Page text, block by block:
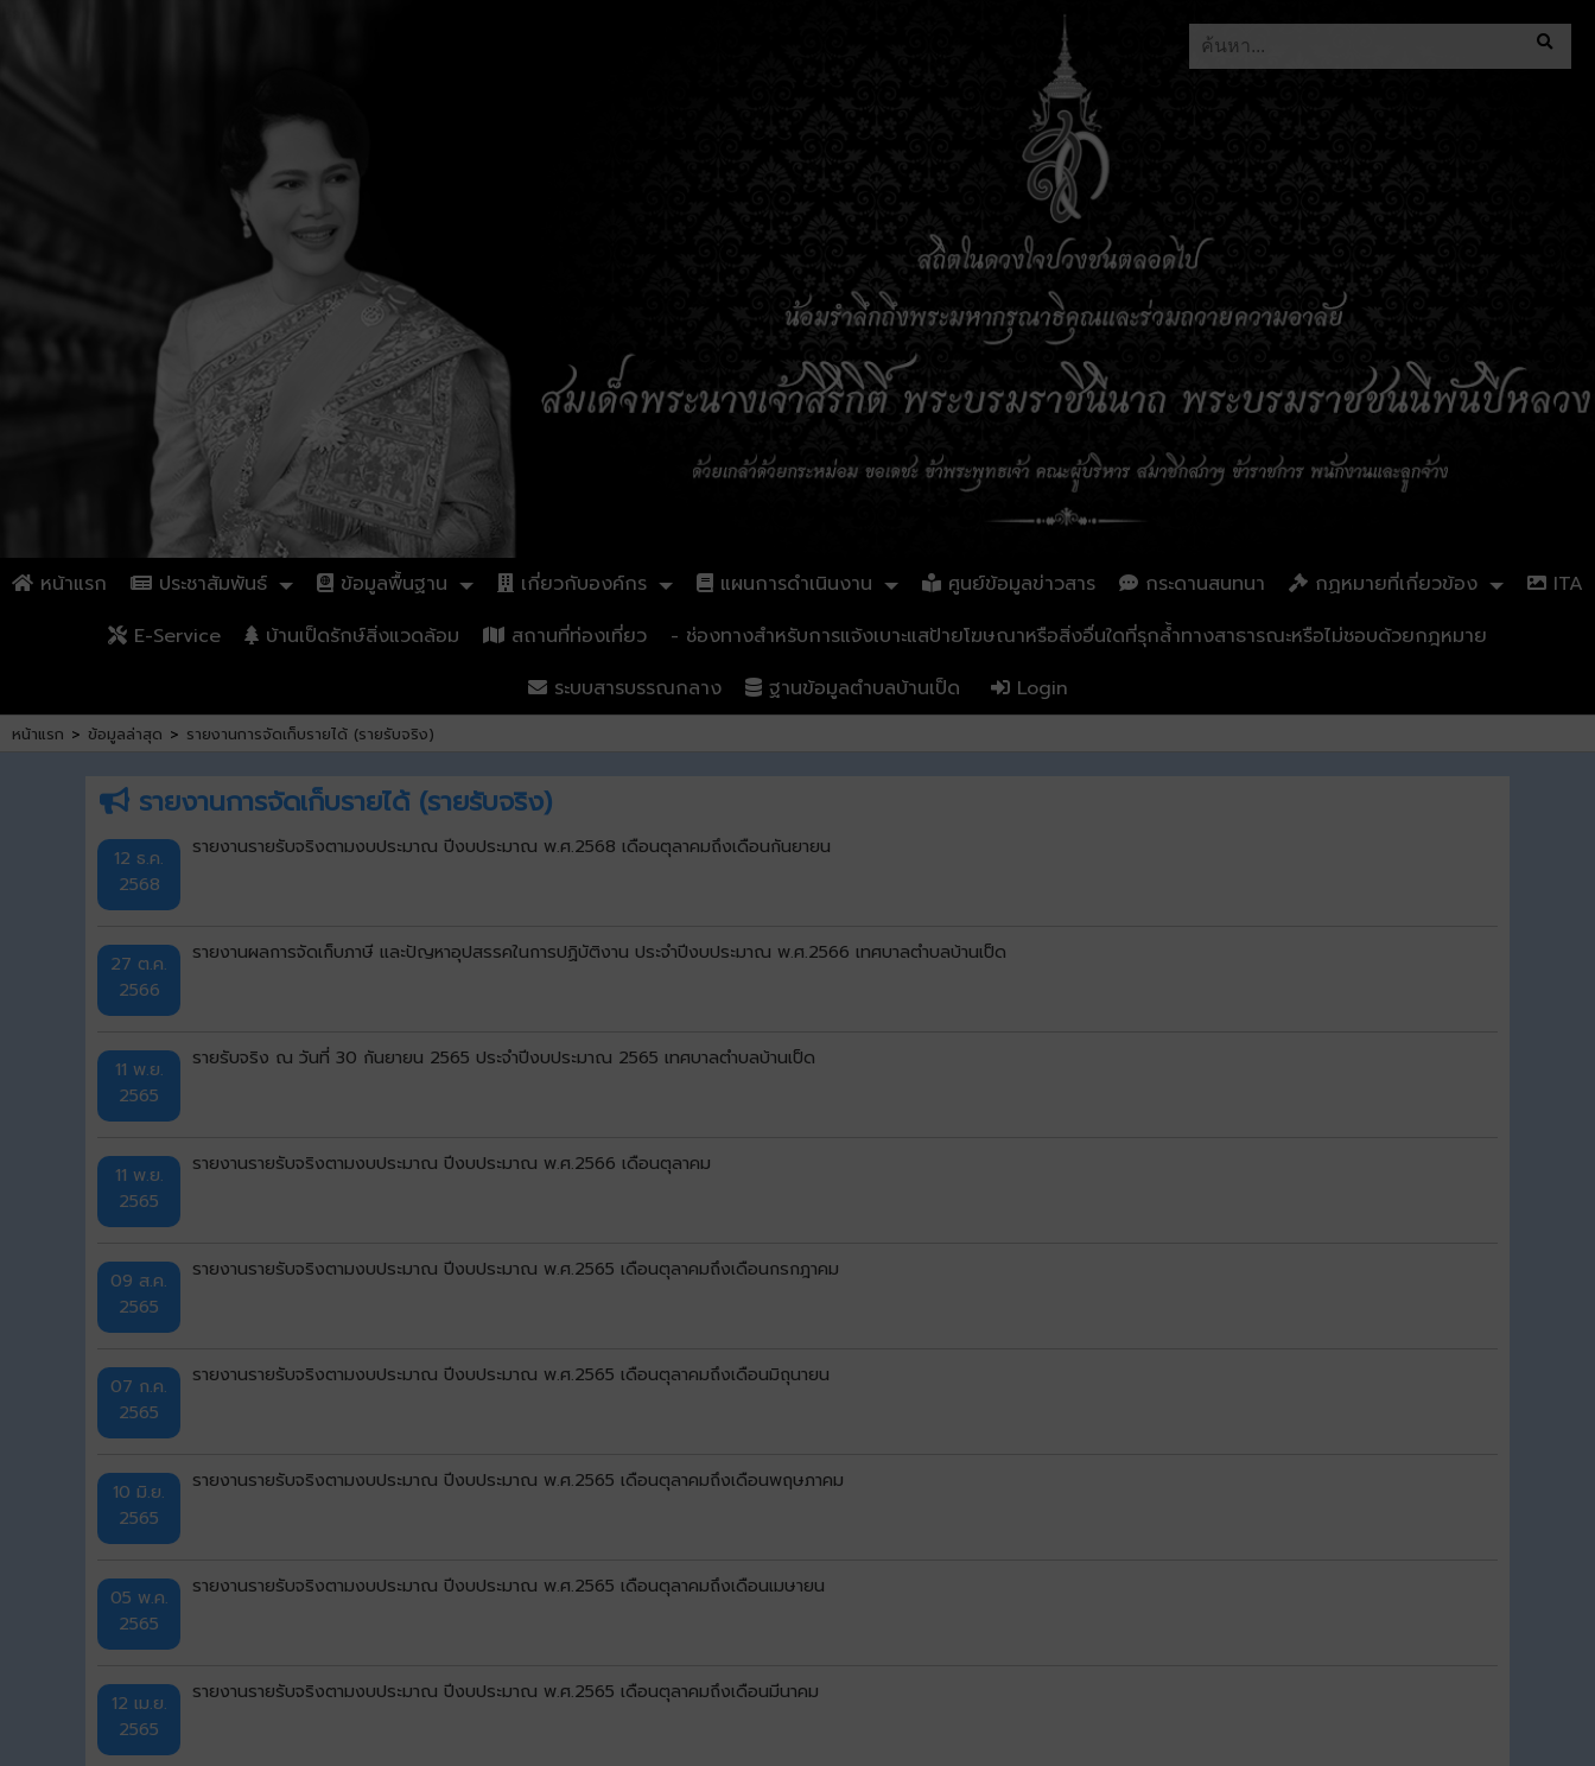
หน้าแรก ประชาสัมพันธ์ ข้อมูลพื้นฐาน เกี่ยวกับองค์กร แผนการดำเนินงาน ศูนย์ข้อมูลข่าวสาร กระดานสนทนา กฏหมายที่เกี่ยวข้อง
ITA
E-Service
บ้านเป็ดรักษ์สิ่งแวดล้อม สถานที่ท่องเที่ยว
- ช่องทางสำหรับการแจ้งเบาะแสป้ายโฆษณาหรือสิ่งอื่นใดที่รุกล้ำทางสาธารณะหรือไม่ชอบด้วยกฎหมาย
ระบบสารบรรณกลาง
ฐานข้อมูลตำบลบ้านเป็ด Login
หน้าแรก > ข้อมูลล่าสุด > รายงานการจัดเก็บรายได้ (รายรับจริง)
รายงานการจัดเก็บรายได้ (รายรับจริง)
12 ธ.ค.
2568
รายงานรายรับจริงตามงบประมาณ ปีงบประมาณ พ.ศ.2568 เดือนตุลาคมถึงเดือนกันยายน
27 ต.ค.
2566
รายงานผลการจัดเก็บภาษี และปัญหาอุปสรรคในการปฏิบัติงาน ประจำปีงบประมาณ พ.ศ.2566 เทศบาลตำบลบ้านเป็ด
11 พ.ย.
2565
รายรับจริง ณ วันที่ 30 กันยายน 2565 ประจำปีงบประมาณ 2565 เทศบาลตำบลบ้านเป็ด
11 พ.ย.
2565
รายงานรายรับจริงตามงบประมาณ ปีงบประมาณ พ.ศ.2566 เดือนตุลาคม
09 ส.ค.
2565
รายงานรายรับจริงตามงบประมาณ ปีงบประมาณ พ.ศ.2565 เดือนตุลาคมถึงเดือนกรกฎาคม
07 ก.ค.
2565
รายงานรายรับจริงตามงบประมาณ ปีงบประมาณ พ.ศ.2565 เดือนตุลาคมถึงเดือนมิถุนายน
10 มิ.ย.
2565
รายงานรายรับจริงตามงบประมาณ ปีงบประมาณ พ.ศ.2565 เดือนตุลาคมถึงเดือนพฤษภาคม
05 พ.ค.
2565
รายงานรายรับจริงตามงบประมาณ ปีงบประมาณ พ.ศ.2565 เดือนตุลาคมถึงเดือนเมษายน
12 เม.ย.
2565
รายงานรายรับจริงตามงบประมาณ ปีงบประมาณ พ.ศ.2565 เดือนตุลาคมถึงเดือนมีนาคม